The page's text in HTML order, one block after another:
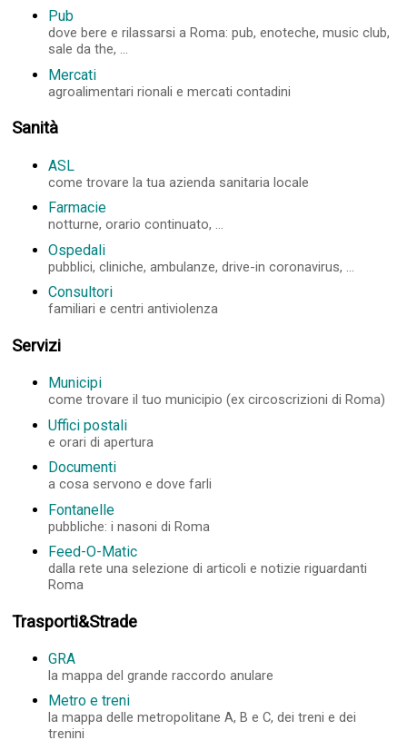
Pub
dove bere e rilassarsi a Roma: pub, enoteche, music club,
sale da the, ...
Mercati
agroalimentari rionali e mercati contadini
Sanità
ASL
come trovare la tua azienda sanitaria locale
Farmacie
notturne, orario continuato, ...
Ospedali
pubblici, cliniche, ambulanze, drive-in coronavirus, ...
Consultori
familiari e centri antiviolenza
Servizi
Municipi
come trovare il tuo municipio (ex circoscrizioni di Roma)
Uffici postali
e orari di apertura
Documenti
a cosa servono e dove farli
Fontanelle
pubbliche: i nasoni di Roma
Feed-O-Matic
dalla rete una selezione di articoli e notizie riguardanti
Roma
Trasporti&Strade
GRA
la mappa del grande raccordo anulare
Metro e treni
la mappa delle metropolitane A, B e C, dei treni e dei
trenini